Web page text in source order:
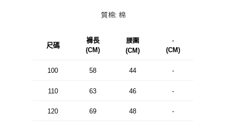
質棉: 棉
尺碼
褲長
(CM)
腰圍
(CM)
-
(CM)
100 58 44 -
110 63 46 -
120 69 48 -